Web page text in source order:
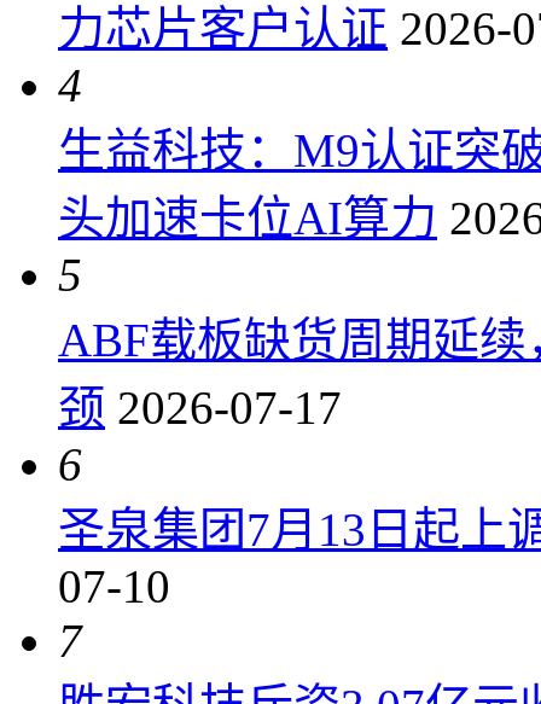
力芯片客户认证 2026-
4
生益科技：M9认证突
头加速卡位AI算力
5
ABF载板缺货周期延
颈 2026-07-17
6
圣泉集团7月13日起上
07-10
7